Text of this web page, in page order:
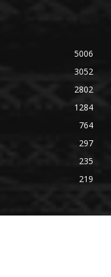
5006
3052
2802
1284
764
297
235
219